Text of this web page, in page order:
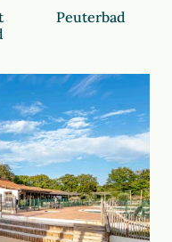
Peuterbad